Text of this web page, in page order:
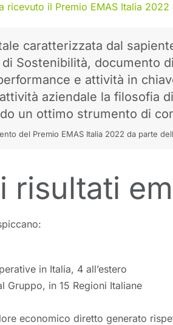
ricevuto il Premio EMAS Italia 2022
caratterizzata dal
di Sostenibilità, documento
e attività in
aziendale la
un ottimo strumento di
del Premio EMAS Italia 2022 da parte
risultati
in Italia, 4 all’estero
Gruppo, in 15 Regioni Italiane
economico diretto generato